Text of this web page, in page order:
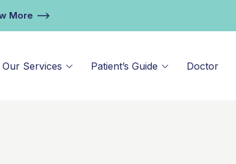
More
Our Services Patient’s Guide Doctor